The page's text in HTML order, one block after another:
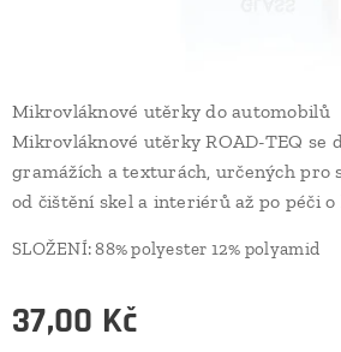
Mikrovláknové utěrky do automobilů
Mikrovláknové utěrky ROAD-TEQ se
gramážích a texturách, určených pro
od čištění skel a interiérů až po péči o
SLOŽENÍ:88% polyester 12% polyamid
37,00 Kč